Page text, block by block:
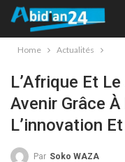
Home Actualités
L’Afrique Et
Avenir Grâce
L’innovation
Par Soko WAZA